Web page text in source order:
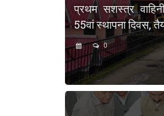
प्रथम सशस्त्र
55वां स्थापना दिवस,
0